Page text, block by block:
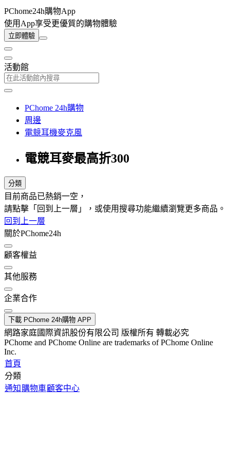
PChome24h購物App
使用App享受更優質的購物體驗
立即體驗
活動館
PChome 24h購物
周邊
電競耳機麥克風
電競耳麥最高折300
分類
目前商品已熱銷一空，
請點擊「回到上一層」，或使用搜尋功能繼續瀏覽更多商品。
回到上一層
關於PChome24h
顧客權益
其他服務
企業合作
下載 PChome 24h購物 APP
網路家庭國際資訊股份有限公司 版權所有 轉載必究
PChome and PChome Online are trademarks of PChome Online
Inc.
首頁
分類
通知 購物車顧客中心